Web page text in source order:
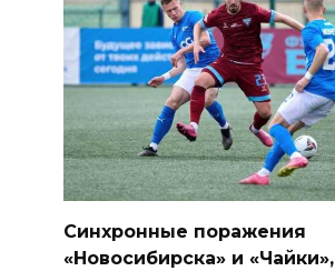
Синхронные поражения
«Новосибирска» и «Чайки»,